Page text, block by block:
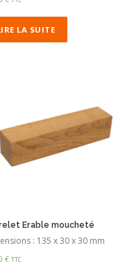
LA SUITE
Erable moucheté
: 135 x 30 x 30 mm
€ TTC